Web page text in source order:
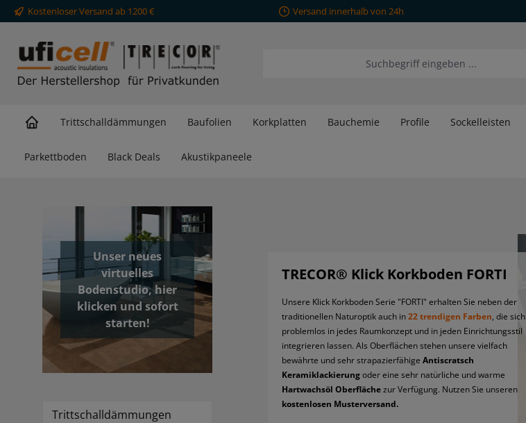
Zur Hauptnavigation springen
Kostenloser Versand ab 1200 € Versand innerhalb von 24h
Trittschalldämmungen Baufolien Korkplatten Bauchemie Profile Sockelleisten
Parkettboden Black Deals Akustikpaneele
Unser neues
virtuelles
Bodenstudio, hier
klicken und sofort
starten!
Trittschalldämmungen
TRECOR® Klick Korkboden FORTI
Unsere Klick Korkboden Serie "FORTI" erhalten Sie neben der
traditionellen Naturoptik auch in22 trendigen Farben, die sich
problemlos in jedes Raumkonzept und in jeden Einrichtungsstil
integrieren lassen. Als Oberflächen stehen unsere vielfach
bewährte und sehr strapazierfähige Antiscratsch
Keramiklackierungoder eine sehr natürliche und warme
Hartwachsöl Oberflächezur Verfügung. Nutzen Sie unseren
kostenlosen Musterversand.